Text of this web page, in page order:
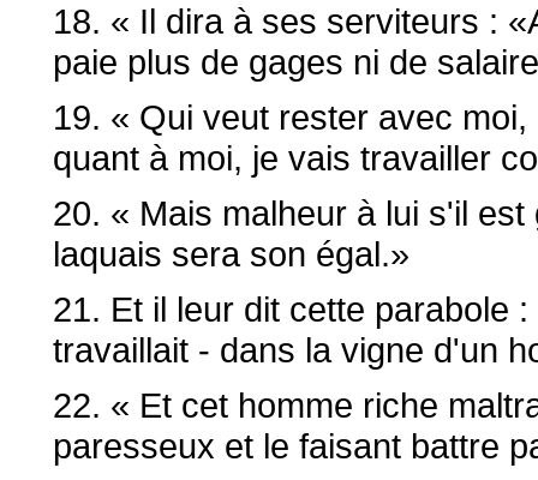
18. « Il dira à ses serviteurs :
paie plus de gages ni de
19. « Qui veut rester avec
quant à moi, je vais travailler
20. « Mais malheur à lui s'il
laquais sera son égal.»
21. Et il leur dit cette parabole
travaillait - dans la vigne d'un
22. « Et cet homme riche
paresseux et le faisant battre